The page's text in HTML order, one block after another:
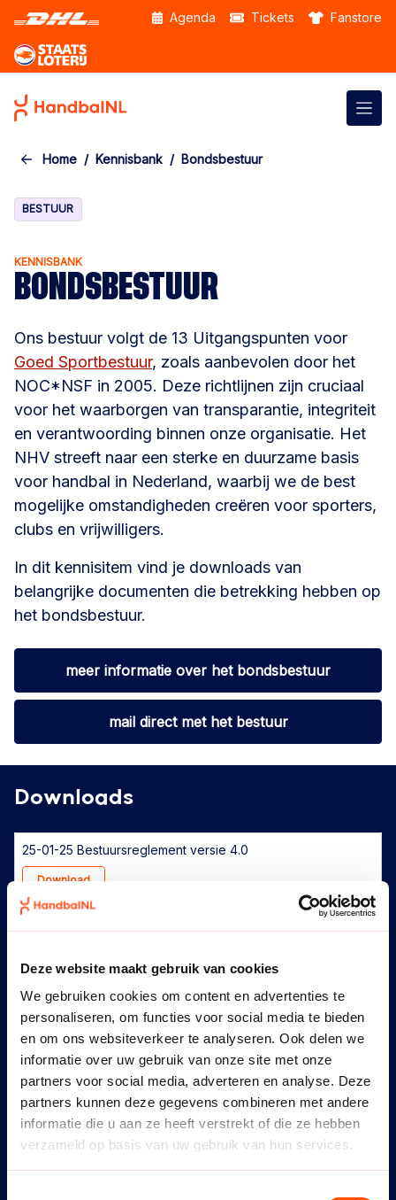
Deze website maakt gebruik van cookies
We gebruiken cookies om content en advertenties te
personaliseren, om functies voor social media te bieden
en om ons websiteverkeer te analyseren. Ook delen we
informatie over uw gebruik van onze site met onze
partners voor social media, adverteren en analyse. Deze
partners kunnen deze gegevens combineren met andere
informatie die u aan ze heeft verstrekt of die ze hebben
verzameld op basis van uw gebruik van hun services.
Skip to the main content Agenda Tickets Fanstore
Home Kennisbank Bondsbestuur
BESTUUR
KENNISBANK
BONDSBESTUUR
Ons bestuur volgt de 13 Uitgangspunten voor
Goed Sportbestuur, zoals aanbevolen door het
NOC*NSF in 2005. Deze richtlijnen zijn cruciaal
voor het waarborgen van transparantie, integriteit
en verantwoording binnen onze organisatie. Het
NHV streeft naar een sterke en duurzame basis
voor handbal in Nederland, waarbij we de best
mogelijke omstandigheden creëren voor sporters,
clubs en vrijwilligers.
In dit kennisitem vind je downloads van
belangrijke documenten die betrekking hebben op
het bondsbestuur.
meer informatie over het bondsbestuur
mail direct met het bestuur
Downloads
25-01-25 Bestuursreglement versie 4.0
Download
25-01-25 Taakstelling en profiel bestuursleden versie 2.0
25-06-23-Samenstelling-Bondsbestuur-versie-3.0
Download
Algemene gedragscode